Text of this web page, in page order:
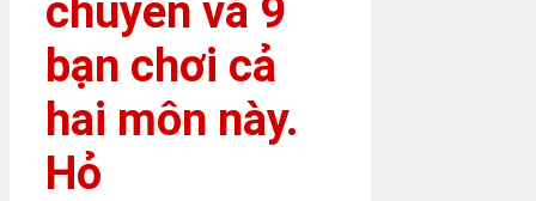
chuyền và 9
bạn chơi cả
hai môn này.
Hỏ